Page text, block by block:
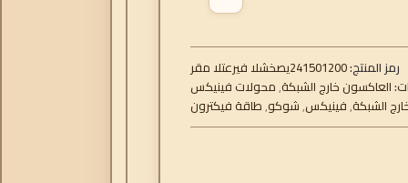
رمز المنتج: رقم التعريف الشخصي241501200
العاكسون خارج الشبكة,محولات فينيكس
الشبكة,فينيكس,شوكو,طاقة فيكترون